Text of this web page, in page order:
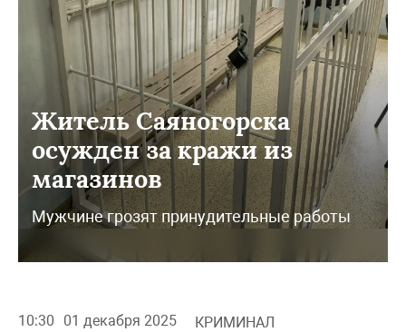
Житель Саяногорска
осужден за кражи из
магазинов
Мужчине грозят принудительные работы
10:30 01 декабря 2025 КРИМИНАЛ